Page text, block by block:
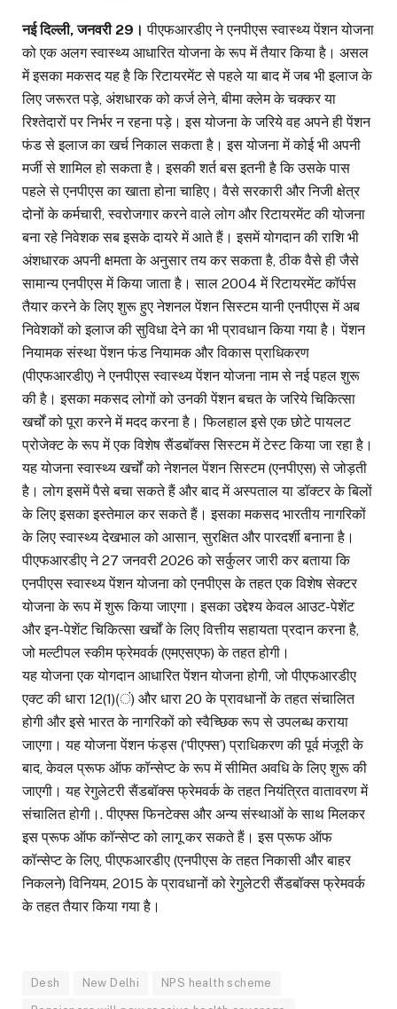
नई दिल्ली, जनवरी 29। पीएफआरडीए ने एनपीएस स्वास्थ्य पेंशन योजना
को एक अलग स्वास्थ्य आधारित योजना के रूप में तैयार किया है। असल
में इसका मकसद यह है कि रिटायरमेंट से पहले या बाद में जब भी इलाज के
लिए जरूरत पड़े, अंशधारक को कर्ज लेने, बीमा क्लेम के चक्कर या
रिश्तेदारों पर निर्भर न रहना पड़े। इस योजना के जरिये वह अपने ही पेंशन
फंड से इलाज का खर्च निकाल सकता है। इस योजना में कोई भी अपनी
मर्जी से शामिल हो सकता है। इसकी शर्त बस इतनी है कि उसके पास
पहले से एनपीएस का खाता होना चाहिए। वैसे सरकारी और निजी क्षेत्र
दोनों के कर्मचारी, स्वरोजगार करने वाले लोग और रिटायरमेंट की योजना
बना रहे निवेशक सब इसके दायरे में आते हैं। इसमें योगदान की राशि भी
अंशधारक अपनी क्षमता के अनुसार तय कर सकता है, ठीक वैसे ही जैसे
सामान्य एनपीएस में किया जाता है। साल 2004 में रिटायरमेंट कॉर्पस
तैयार करने के लिए शुरू हुए नेशनल पेंशन सिस्‍टम यानी एनपीएस में अब
निवेशकों को इलाज की सुविधा देने का भी प्रावधान किया गया है। पेंशन
नियामक संस्था पेंशन फंड नियामक और विकास प्राधिकरण
(पीएफआरडीए) ने एनपीएस स्वास्थ्य पेंशन योजना नाम से नई पहल शुरू
की है। इसका मकसद लोगों को उनकी पेंशन बचत के जरिये चिकित्सा
खर्चों को पूरा करने में मदद करना है। फिलहाल इसे एक छोटे पायलट
प्रोजेक्ट के रूप में एक विशेष सैंडबॉक्स सिस्टम में टेस्ट किया जा रहा है।
यह योजना स्वास्थ्य खर्चों को नेशनल पेंशन सिस्टम (एनपीएस) से जोड़ती
है। लोग इसमें पैसे बचा सकते हैं और बाद में अस्पताल या डॉक्टर के बिलों
के लिए इसका इस्तेमाल कर सकते हैं। इसका मकसद भारतीय नागरिकों
के लिए स्वास्थ्य देखभाल को आसान, सुरक्षित और पारदर्शी बनाना है।
पीएफआरडीए ने 27 जनवरी 2026 को सर्कुलर जारी कर बताया कि
एनपीएस स्वास्थ्य पेंशन योजना को एनपीएस के तहत एक विशेष सेक्टर
योजना के रूप में शुरू किया जाएगा। इसका उद्देश्य केवल आउट-पेशेंट
और इन-पेशेंट चिकित्सा खर्चों के लिए वित्तीय सहायता प्रदान करना है,
जो मल्टीपल स्कीम फ्रेमवर्क (एमएसएफ) के तहत होगी।
यह योजना एक योगदान आधारित पेंशन योजना होगी, जो पीएफआरडीए
एक्ट की धारा 12(1)(ं) और धारा 20 के प्रावधानों के तहत संचालित
होगी और इसे भारत के नागरिकों को स्वैच्छिक रूप से उपलब्ध कराया
जाएगा। यह योजना पेंशन फंड्स (‘पीएफ्स’) प्राधिकरण की पूर्व मंजूरी के
बाद, केवल प्रूफ ऑफ कॉन्सेप्ट के रूप में सीमित अवधि के लिए शुरू की
जाएगी। यह रेगुलेटरी सैंडबॉक्स फ्रेमवर्क के तहत नियंत्रित वातावरण में
संचालित होगी।. पीएफ्स फिनटेक्स और अन्य संस्थाओं के साथ मिलकर
इस प्रूफ ऑफ कॉन्सेप्ट को लागू कर सकते हैं। इस प्रूफ ऑफ
कॉन्सेप्ट के लिए, पीएफआरडीए (एनपीएस के तहत निकासी और बाहर
निकलने) विनियम, 2015 के प्रावधानों को रेगुलेटरी सैंडबॉक्स फ्रेमवर्क
के तहत तैयार किया गया है।
Desh New Delhi NPS health scheme